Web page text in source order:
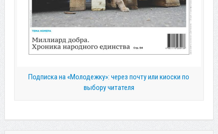
Подписка на «Молодежку»: через почту или киоски по
выбору читателя